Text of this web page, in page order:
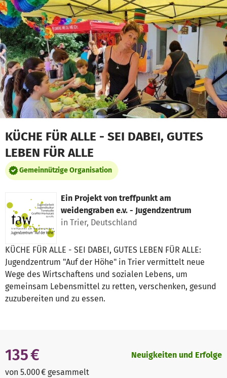
Zum Hauptinhalt springen
Erklärung zur Barrierefreiheit anzeigen
KÜCHE FÜR ALLE - SEI DABEI, GUTES
LEBEN FÜR ALLE
Gemeinnützige Organisation
Ein Projekt von treffpunkt am
weidengraben e.v. - Jugendzentrum
in Trier, Deutschland
KÜCHE FÜR ALLE - SEI DABEI, GUTES LEBEN FÜR ALLE:
Jugendzentrum "Auf der Höhe" in Trier vermittelt neue
Wege des Wirtschaftens und sozialen Lebens, um
gemeinsam Lebensmittel zu retten, verschenken, gesund
zuzubereiten und zu essen.
135 €
von 5.000 € gesammelt
Neuigkeiten und Erfolge